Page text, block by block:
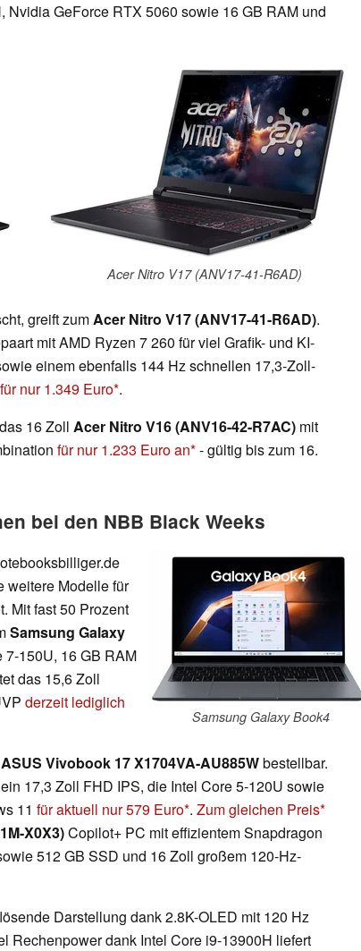
Nvidia GeForce RTX 5060 sowie 16 GB RAM und
Acer Nitro V17 (ANV17-41-R6AD)
greift zumAcer Nitro V17 (ANV17-41-R6AD).
mit AMD Ryzen 7 260 für viel Grafik- und KI-
einem ebenfalls 144 Hz schnellen 17,3-Zoll-
für nur 1.349 Euro .
16 Zoll Acer Nitro V16 (ANV16-42-R7AC) mit
für nur 1.233 Euro an - gültig bis zum 16.
bei den NBB Black Weeks
Samsung Galaxy Book4
weitere Modelle für
Mit fast 50 Prozent
Samsung Galaxy
7-150U, 16 GB RAM
das 15,6 Zoll
derzeit lediglich
ASUS Vivobook 17 X1704VA-AU885Wbestellbar.
17,3 Zoll FHD IPS, die Intel Core 5-120U sowie
11 für aktuell nur 579 Euro . Zum gleichen Preis
X0X3)Copilot+ PC mit effizientem Snapdragon
512 GB SSD und 16 Zoll großem 120-Hz-
Darstellung dank 2.8K-OLED mit 120 Hz
Rechenpower dank Intel Core i9-13900H liefert